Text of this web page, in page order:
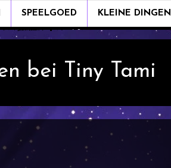
SPEELGOED KLEINE DINGEN
bei Tiny Tami